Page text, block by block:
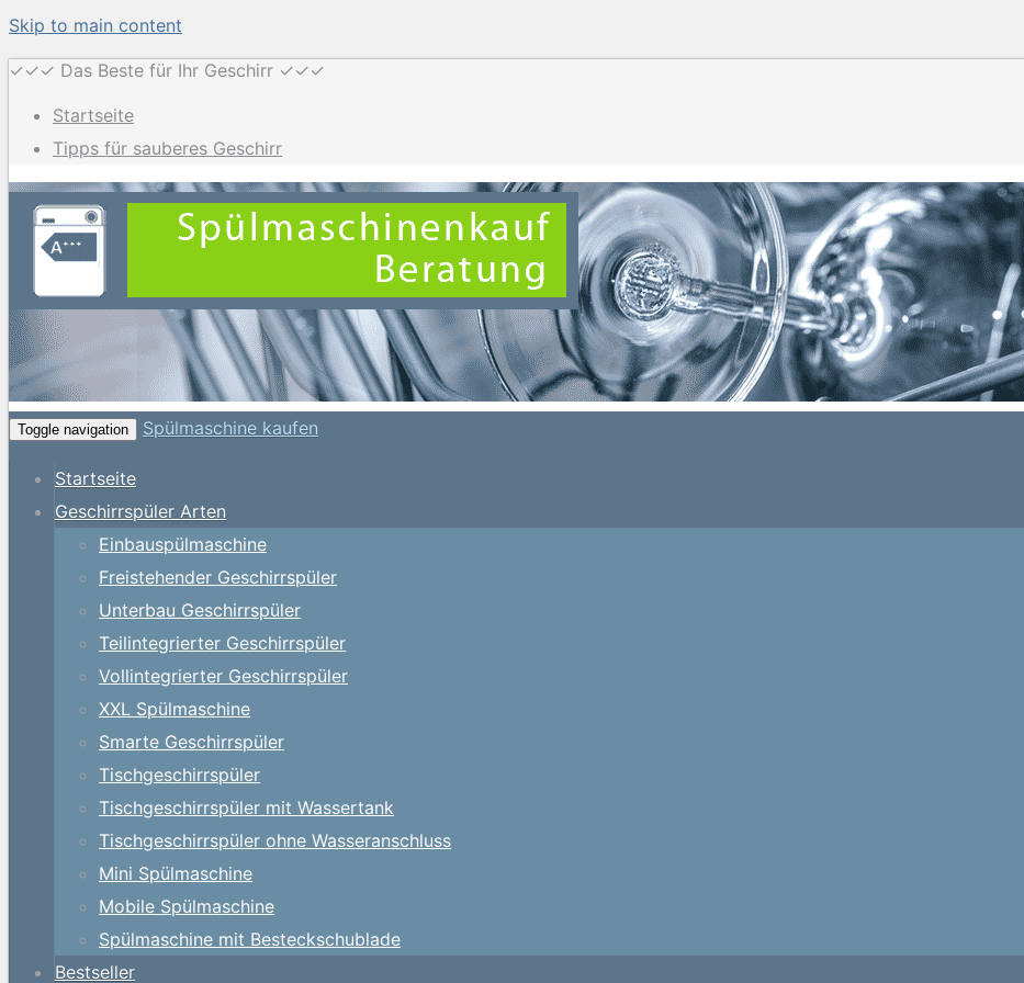
Skip to main content
✓✓✓ Das Beste für Ihr Geschirr ✓✓✓
Startseite
Tipps für sauberes Geschirr
Toggle navigation Spülmaschine kaufen
Startseite
Geschirrspüler Arten
Einbauspülmaschine
Freistehender Geschirrspüler
Unterbau Geschirrspüler
Teilintegrierter Geschirrspüler
Vollintegrierter Geschirrspüler
XXL Spülmaschine
Smarte Geschirrspüler
Tischgeschirrspüler
Tischgeschirrspüler mit Wassertank
Tischgeschirrspüler ohne Wasseranschluss
Mini Spülmaschine
Mobile Spülmaschine
Spülmaschine mit Besteckschublade
Bestseller